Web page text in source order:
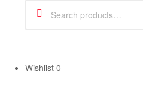
Wishlist 0